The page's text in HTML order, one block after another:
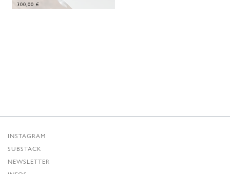
300,00 €
INSTAGRAM
SUBSTACK
NEWSLETTER